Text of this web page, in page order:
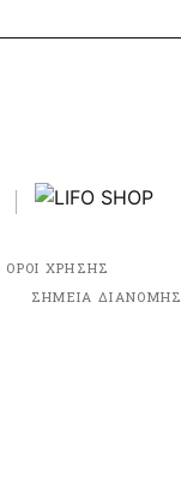
ΟΡΟΙ ΧΡΗΣΗΣ
ΣΗΜΕΙΑ ΔΙΑΝΟΜΗΣ